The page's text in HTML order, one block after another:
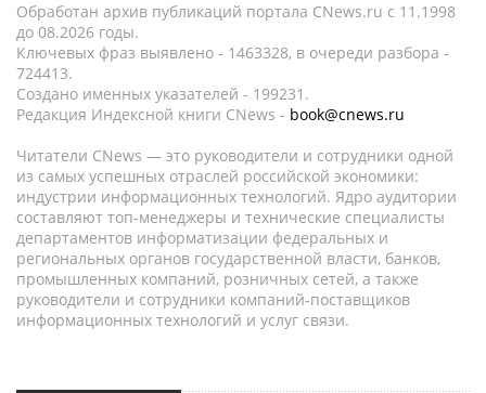
Обработан архив публикаций портала CNews.ru c 11.1998
до 08.2026 годы.
Ключевых фраз выявлено - 1463328, в очереди разбора -
724413.
Создано именных указателей - 199231.
Редакция Индексной книги CNews - book@cnews.ru
Читатели CNews — это руководители и сотрудники одной
из самых успешных отраслей российской экономики:
индустрии информационных технологий. Ядро аудитории
составляют топ-менеджеры и технические специалисты
департаментов информатизации федеральных и
региональных органов государственной власти, банков,
промышленных компаний, розничных сетей, а также
руководители и сотрудники компаний-поставщиков
информационных технологий и услуг связи.